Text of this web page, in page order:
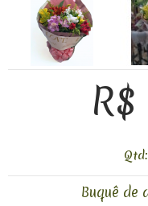
Qtd:
Buquê de